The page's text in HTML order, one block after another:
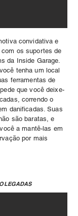
convidativa e
os suportes de
da Inside Garage.
tenha um local
ferramentas de
que você deixe-
correndo o
danificadas. Suas
são baratas, e
a mantê-las em
por mais